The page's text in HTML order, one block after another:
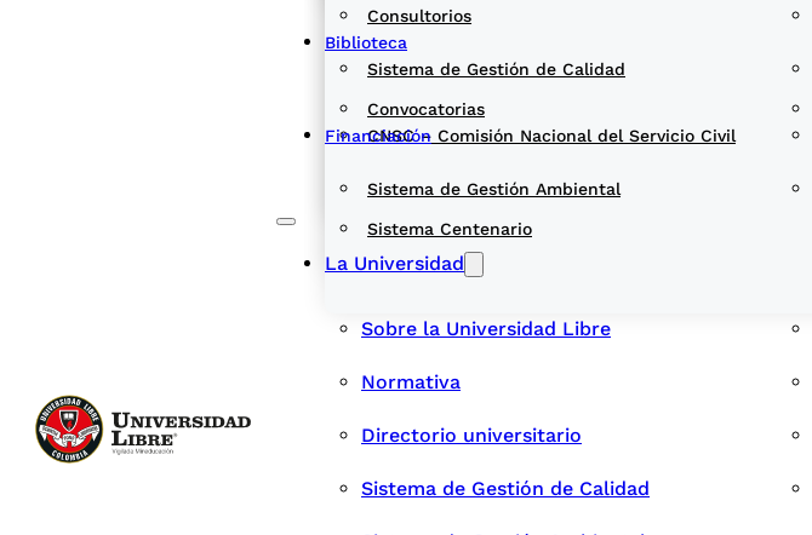
Sistema de Gestión de Calidad
Sistema de Gestión Ambiental
Consultorios
CNSC – Comisión Nacional del Servicio Civil
Convocatorias
Sistema Centenario
Biblioteca
Financiación
La Universidad
Sobre la Universidad Libre
Normativa
Directorio universitario
Sistema de Gestión de Calidad